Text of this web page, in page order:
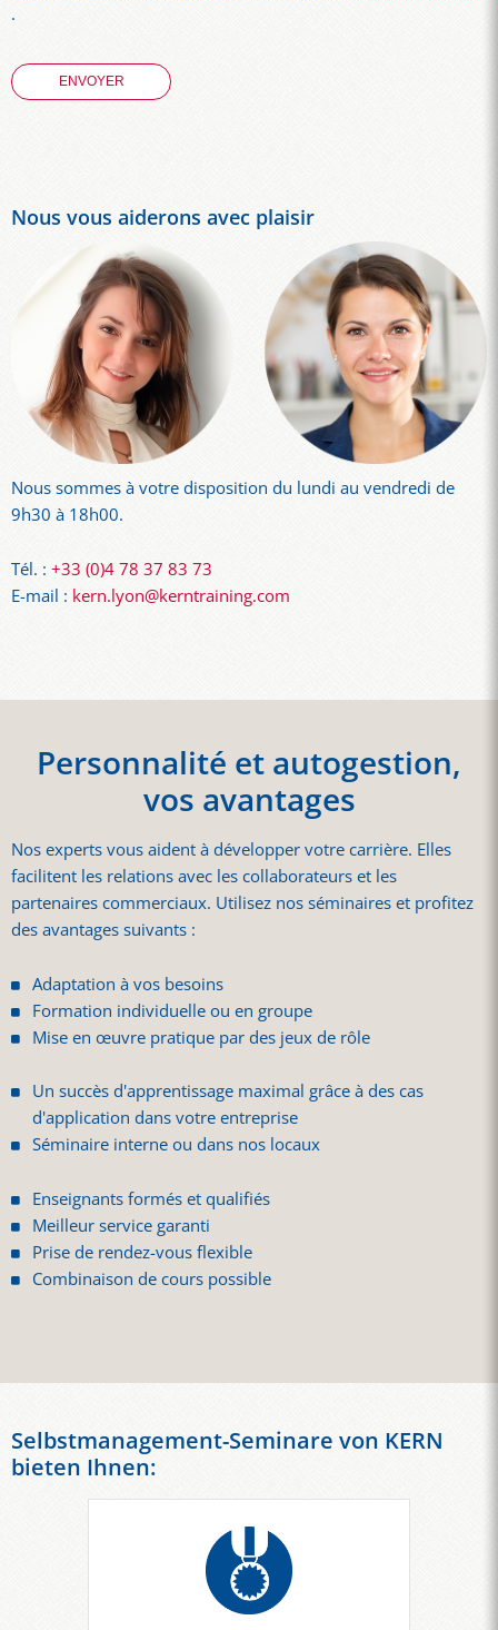
.
Nous vous aiderons avec plaisir
Nous sommes à votre disposition du lundi au vendredi de
9h30 à 18h00.
Tél. : +33 (0)4 78 37 83 73
E-mail : kern.lyon@kerntraining.com
Personnalité et autogestion,
vos avantages
Nos experts vous aident à développer votre carrière. Elles
facilitent les relations avec les collaborateurs et les
partenaires commerciaux. Utilisez nos séminaires et profitez
des avantages suivants :
Adaptation à vos besoins
Formation individuelle ou en groupe
Mise en œuvre pratique par des jeux de rôle
Un succès d'apprentissage maximal grâce à des cas
d'application dans votre entreprise
Séminaire interne ou dans nos locaux
Enseignants formés et qualifiés
Meilleur service garanti
Prise de rendez-vous flexible
Combinaison de cours possible
Selbstmanagement-Seminare von KERN
bieten Ihnen: